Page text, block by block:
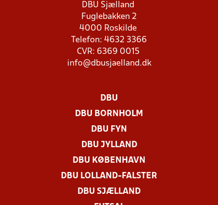
DBU Sjælland
Fuglebakken 2
4000 Roskilde
Telefon: 4632 3366
CVR: 6369 0015
info@dbusjaelland.dk
DBU
DBU BORNHOLM
DBU FYN
DBU JYLLAND
DBU KØBENHAVN
DBU LOLLAND-FALSTER
DBU SJÆLLAND